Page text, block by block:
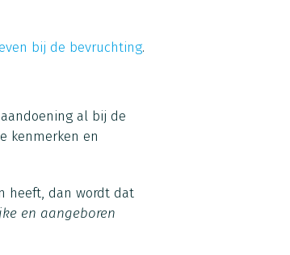
bij de bevruchting.
al bij de
kenmerken en
heeft, dan wordt dat
en aangeboren